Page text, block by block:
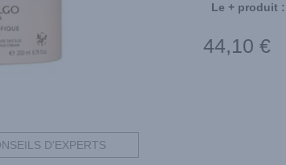
Le + produit :
44,10 €
D'EXPERTS